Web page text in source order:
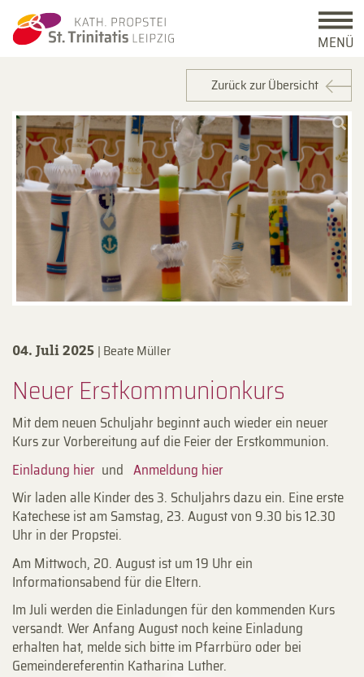
MENÜ
Zurück zur Übersicht
04. Juli 2025 | Beate Müller
Neuer Erstkommunionkurs
Mit dem neuen Schuljahr beginnt auch wieder ein neuer
Kurs zur Vorbereitung auf die Feier der Erstkommunion.
Einladung hier und Anmeldung hier
Wir laden alle Kinder des 3. Schuljahrs dazu ein. Eine erste
Katechese ist am Samstag, 23. August von 9.30 bis 12.30
Uhr in der Propstei.
Am Mittwoch, 20. August ist um 19 Uhr ein
Informationsabend für die Eltern.
Im Juli werden die Einladungen für den kommenden Kurs
versandt. Wer Anfang August noch keine Einladung
erhalten hat, melde sich bitte im Pfarrbüro oder bei
Gemeindereferentin Katharina Luther.